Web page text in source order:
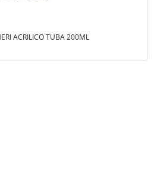
ACRILICO TUBA 200ML